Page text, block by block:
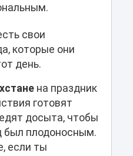
свои
которые они
день.
на праздник
готовят
досыта, чтобы
был плодоносным.
если ты